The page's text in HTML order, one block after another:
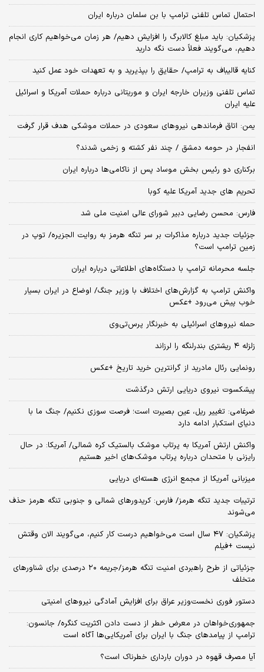
احتمال تماس تلفنی ترامپ با بن سلمان درباره ایران
پزشکیان: باید مبلغ کالابرگ را افزایش دهیم/ هر زمان می‌خواهیم کاری انجام
دهیم، می‌گویند فعلاً دست نگه دارید
کنایه قالیباف به ترامپ/ حقایق را بپذیرید و به تعهدات خود عمل کنید
تماس تلفنی وزیران خارجه ایران و موریتانی درباره حملات آمریکا و اسرائیل
علیه ایران
یمن: اتاق فرماندهی نیروهای سعودی در حملات موشکی هدف قرار گرفت
انفجار در حومه دمشق / چند نفر کشته و زخمی شدند؟
برکناری دو رئیس بخش موساد پس از ناکامی‌ها درباره ایران
تحریم های جدید آمریکا علیه کوبا
فارس: محسن رضایی دبیر شورای عالی امنیت ملی شد
جزئیات جدید درباره مذاکرات بر سر تنگه هرمز به روایت الجزیره/ توپ در
زمین ترامپ است؟
جلسه محرمانه ترامپ با دستگاه‌های اطلاعاتی درباره ایران
واکنش ترامپ به گزارش‌های اختلاف با وزیر جنگ/ اوضاع در ایران بسیار
خوب پیش می‌رود +عکس
حمله نیروهای اسرائیلی به خبرنگار پرس‌تی‌وی
زلزله ۴ ریشتری بندرلنگه را لرزاند
رونمایی رئال مادرید از گرانترین خرید تاریخ +عکس
پیشکسوت نیروی دریایی ارتش درگذشت
ضرغامی: تغییر ریل، عین بصیرت است؛ فرصت سوزی نکنیم/ جنگ ما با
دنیای استکبار ادامه دارد
واکنش ارتش آمریکا به پرتاب موشک بالستیک کره شمالی/ آمریکا: در حال
رایزنی با متحدان درباره پرتاب موشک‌های اخیر هستیم
میزبانی آمریکا از مجمع انرژی هسته‌ای دریایی
ترتیبات جدید تنگه هرمز/ فارس: کریدورهای شمالی و جنوبی تنگه هرمز حذف
می‌شوند
پزشکیان: ۴۷ سال است می‌خواهیم درست کار کنیم، می‌گویند الان وقتش
نیست +فیلم
جزئیاتی از طرح راهبردی امنیت تنگه هرمز/جریمه ۲۰ درصدی برای شناورهای
متخلف
دستور فوری نخست‌وزیر عراق برای افزایش آمادگی نیروهای امنیتی
جمهوری‌خواهان در معرض خطر از دست دادن اکثریت کنگره/ جانسون:
ترامپ از پیامدهای جنگ با ایران برای آمریکایی‌ها آگاه است
آیا مصرف قهوه در دوران بارداری خطرناک است؟